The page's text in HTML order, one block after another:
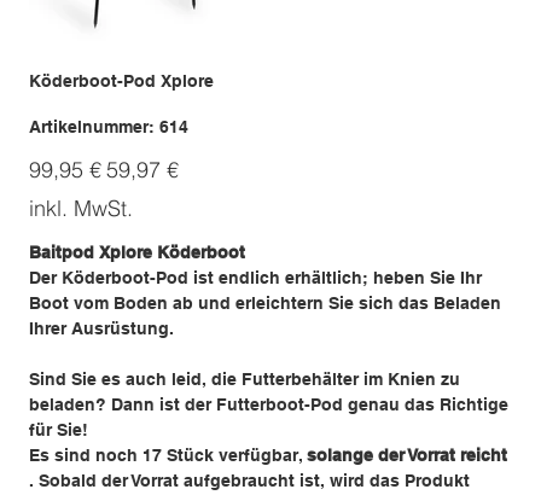
Köderboot-Pod Xplore
Artikelnummer: Artikelnummer:
614
614
Ursprünglicher
Preis
99,95 € Angebotspreis
59,97 €
inkl. MwSt.
Baitpod Xplore Köderboot
Der Köderboot-Pod ist endlich erhältlich; heben Sie Ihr
Boot vom Boden ab und erleichtern Sie sich das Beladen
Ihrer Ausrüstung.
Sind Sie es auch leid, die Futterbehälter im Knien zu
beladen? Dann ist der Futterboot-Pod genau das Richtige
für Sie!
Es sind noch 17 Stück verfügbar, solange der Vorrat reicht
. Sobald der Vorrat aufgebraucht ist, wird das Produkt